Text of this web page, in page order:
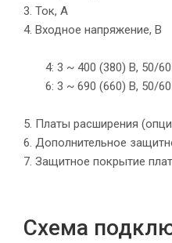
3. Ток, А
4. Входное напряжение, В
4: 3 ~ 400 (380) B, 50/60
6: 3 ~ 690 (660) B, 50/60
5. Платы расширения
6. Дополнительное
7. Защитное покрытие
Схема